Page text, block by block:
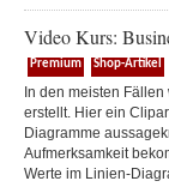
Video Kurs:
Premium Shop-Artikel
In den meisten
erstellt. Hier ein
Diagramme
Aufmerksamkeit
Werte im Linien-